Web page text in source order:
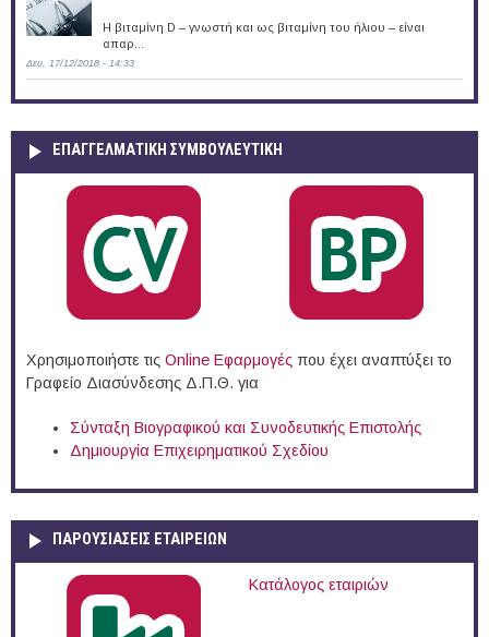
Η βιταμίνη D – γνωστή και ως βιταμίνη του ήλιου – είναι
απαρ...
Δευ, 17/12/2018 - 14:33
ΕΠΑΓΓΕΛΜΑΤΙΚΉ ΣΥΜΒΟΥΛΕΥΤΙΚΉ
Χρησιμοποιήστε τις Online Eφαρμογές που έχει αναπτύξει το
Γραφείο Διασύνδεσης Δ.Π.Θ. για
Σύνταξη Βιογραφικού και Συνοδευτικής Επιστολής
Δημιουργία Επιχειρηματικού Σχεδίου
ΠΑΡΟΥΣΙΆΣΕΙΣ ΕΤΑΙΡΕΙΏΝ
Κατάλογος εταιριών